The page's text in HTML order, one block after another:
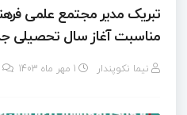
تبریک مدیر مجتمع علمی
مناسبت آغاز سال تحصیلی
نیما نکوپندار 1 مهر ماه 1403